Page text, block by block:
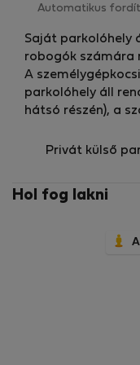
🧼 Heti 1–2
🛏️ Heti
✨ Tökéletes
családoknak, akik
Automatikus
Saját parkolóhely
robogók számára
A
parkolóhely áll
hátsó részén), a
Privát külső
Hol fog lakni